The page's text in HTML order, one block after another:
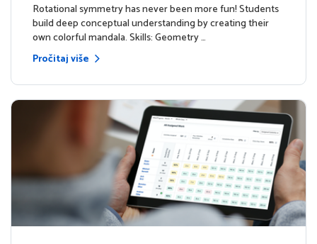
Rotational symmetry has never been more fun! Students
build deep conceptual understanding by creating their
own colorful mandala. Skills: Geometry …
Pročitaj više